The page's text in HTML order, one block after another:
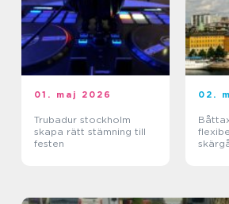
01. maj 2026
Trubadur stockholm
skapa rätt stämning till
festen
02.